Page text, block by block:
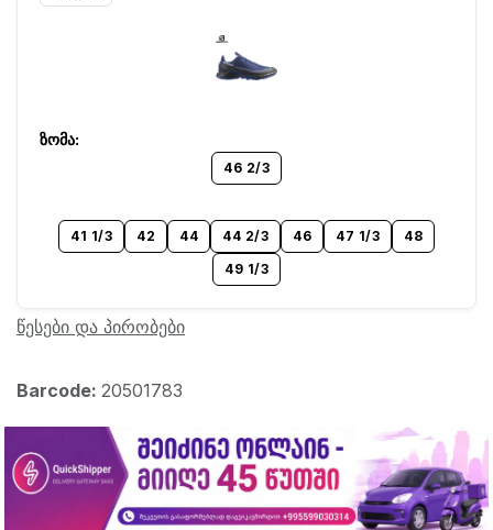
46 2/3
41 1/3 42 44 44 2/3 46 47 1/3
48
49 1/3
წესები და პირობები
Barcode: 20501783